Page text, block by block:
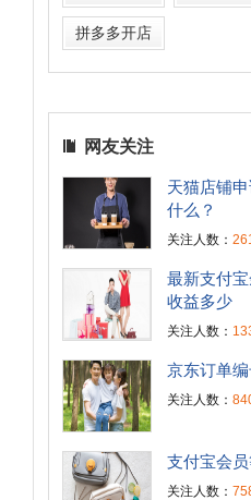
拼多多开店
网友关注
天猫店铺
什么？
关注人数：
最新支付
收益多少
关注人数：
京东订单
关注人数：
支付宝会
关注人数：